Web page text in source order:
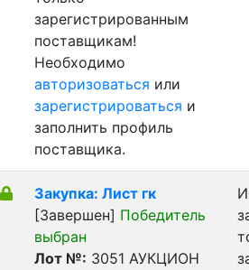
зарегистрированным
поставщикам!
Необходимо
авторизоваться или
зарегистрироваться и
заполнить профиль
поставщика.
Закупка: Лист гк
[Завершен] Победитель
выбран
Лот №: 3051 АУКЦИОН